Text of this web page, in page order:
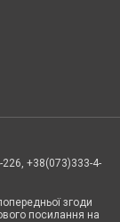
+38(073)333-4-
згоди
посилання на